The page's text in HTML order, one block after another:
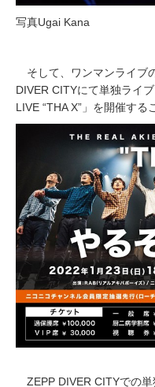
写真Ugai Kana
そして、ワンマンライブ
DIVER CITYにて単独ライ
LIVE “THA X”」を開催する
ZEPP DIVER CITYでの単